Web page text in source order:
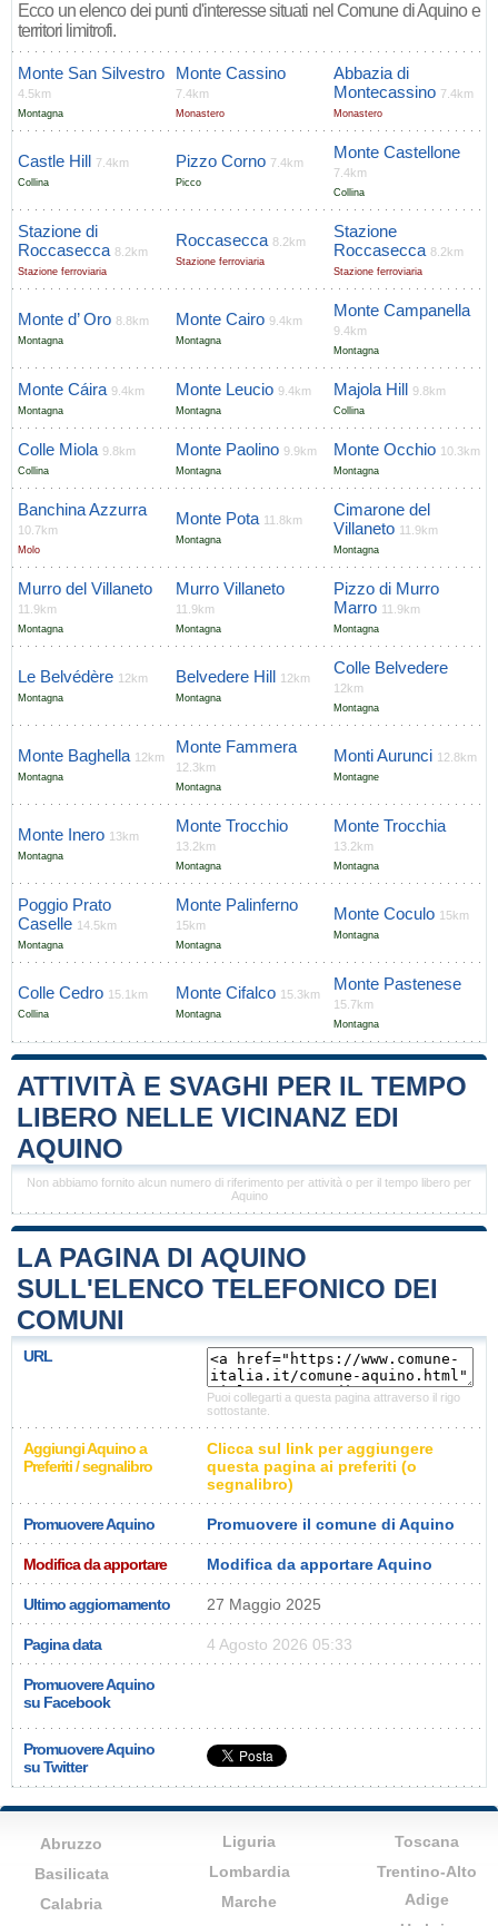
Ecco un elenco dei punti d'interesse situati nel Comune di Aquino e
territori limitrofi.
Monte San Silvestro
4.5km
Montagna
Monte Cassino
7.4km
Monastero
Abbazia di
Montecassino 7.4km
Monastero
Castle Hill 7.4km
Collina
Pizzo Corno 7.4km
Picco
Monte Castellone
7.4km
Collina
Stazione di
Roccasecca 8.2km
Stazione ferroviaria
Roccasecca 8.2km
Stazione ferroviaria
Stazione
Roccasecca 8.2km
Stazione ferroviaria
Monte d’ Oro 8.8km
Montagna
Monte Cairo 9.4km
Montagna
Monte Campanella
9.4km
Montagna
Monte Cáira 9.4km
Montagna
Monte Leucio 9.4km
Montagna
Majola Hill 9.8km
Collina
Colle Miola 9.8km
Collina
Monte Paolino 9.9km
Montagna
Monte Occhio 10.3km
Montagna
Banchina Azzurra
10.7km
Molo
Monte Pota 11.8km
Montagna
Cimarone del
Villaneto 11.9km
Montagna
Murro del Villaneto
11.9km
Montagna
Murro Villaneto
11.9km
Montagna
Pizzo di Murro
Marro 11.9km
Montagna
Le Belvédère 12km
Montagna
Belvedere Hill 12km
Montagna
Colle Belvedere
12km
Montagna
Monte Baghella 12km
Montagna
Monte Fammera
12.3km
Montagna
Monti Aurunci 12.8km
Montagne
Monte Inero 13km
Montagna
Monte Trocchio
13.2km
Montagna
Monte Trocchia
13.2km
Montagna
Poggio Prato
Caselle 14.5km
Montagna
Monte Palinferno
15km
Montagna
Monte Coculo 15km
Montagna
Colle Cedro 15.1km
Collina
Monte Cifalco 15.3km
Montagna
Monte Pastenese
15.7km
Montagna
ATTIVITÀ E SVAGHI PER IL TEMPO
LIBERO NELLE VICINANZ EDI
AQUINO
Non abbiamo fornito alcun numero di riferimento per attività o per il tempo libero per
Aquino
LA PAGINA DI AQUINO
SULL'ELENCO TELEFONICO DEI
COMUNI
URL
Puoi collegarti a questa pagina attraverso il rigo
sottostante.
Aggiungi Aquino a
Preferiti / segnalibro
Clicca sul link per aggiungere
questa pagina ai preferiti (o
segnalibro)
Promuovere Aquino Promuovere il comune di Aquino
Modifica da apportare Modifica da apportare Aquino
Ultimo aggiornamento 27 Maggio 2025
Pagina data 4 Agosto 2026 05:33
Promuovere Aquino
su Facebook
Promuovere Aquino
su Twitter
Abruzzo
Basilicata
Calabria
Liguria
Lombardia
Marche
Toscana
Trentino-Alto
Adige